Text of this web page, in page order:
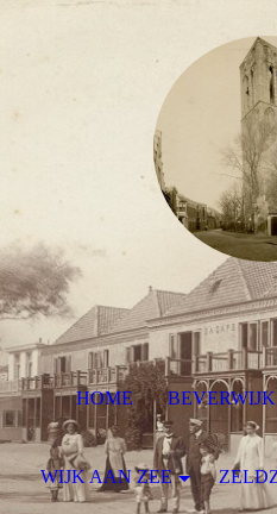
HOME BEVERWIJK
WIJK AAN ZEE